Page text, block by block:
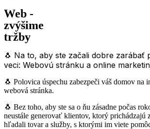
Web -
zvýšime
tržby
🐧 Na to, aby ste začali dobre zarábať
veci: Webovú stránku a online
🐧 Polovica úspechu zabezpeči váš domov na
webová stránka.
🐧 Bez toho, aby ste sa o ňu zásadne počas
neustále generovať klientov, ktorý prichádzajú
hľadali tovar a služby, s ktorými im viete